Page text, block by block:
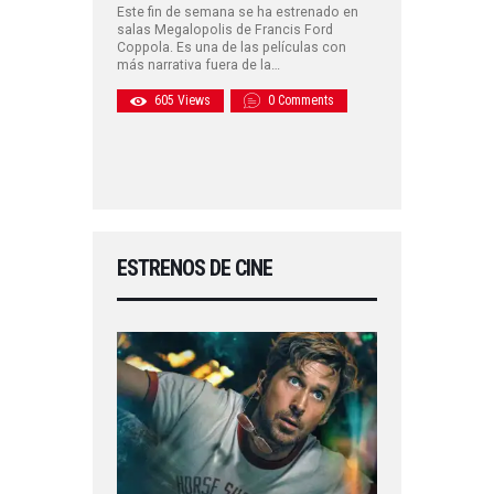
Este fin de semana se ha estrenado en
salas Megalopolis de Francis Ford
Coppola. Es una de las películas con
más narrativa fuera de la…
605 Views 0 Comments
ESTRENOS DE CINE